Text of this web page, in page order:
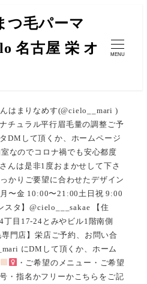
つ毛パーマ
名古屋 栄 オ
MENU
んはまりなめす(@cielo__mari )
チュラル平行眉毛量の調整ご予
DMして頂くか、ホームページ
なのでコロナ禍でも安心︎︎︎︎︎都度
んは是非1度おまかせして下さ
かりご要望に合わせたデザイン
月〜金 10:00〜21:00土日祝 9:00
タ】@cielo___sakae 【住
丁目17-24とみやビル1階南側
門店】栄店ご予約、お問い合
にDMして頂くか、ホーム
・ご希望のメニュー・ご希望
・指名かフリーかこちらをご記